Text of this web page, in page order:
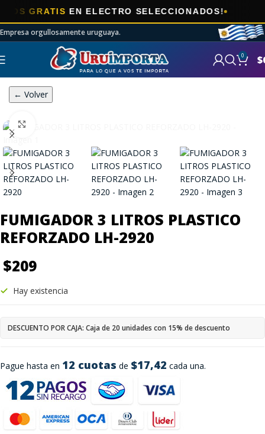
GRATISEN ELECTRO SELECCIONADOS!
Empresa orgullosamente uruguaya.
0 $
← Volver
FUMIGADOR 3 LITROS PLASTICO
REFORZADO LH-2920
$209
Pague hasta en 12 cuotas de $17,42 cada una.
Hay existencia
DESCUENTO POR CAJA: Caja de 20 unidades con 15% de descuento